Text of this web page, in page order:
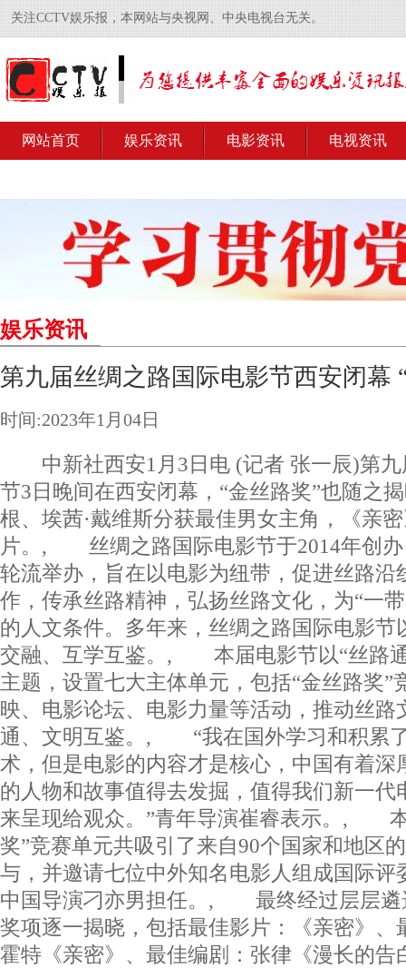
关注CCTV娱乐报，本网站与央视网、中央电视台无关。
网站首页 娱乐资讯 电影资讯 电视资讯
娱乐资讯
第九届丝绸之路国际电影节西安闭幕
时间:2023年1月04日
中新社西安1月3日电 (记者 张一辰)第九
节3日晚间在西安闭幕，“金丝路奖”也随之
根、埃茜·戴维斯分获最佳男女主角，《亲
片。, 丝绸之路国际电影节于2014年创办
轮流举办，旨在以电影为纽带，促进丝路沿
作，传承丝路精神，弘扬丝路文化，为“一
的人文条件。多年来，丝绸之路国际电影节
交融、互学互鉴。, 本届电影节以“丝路通
主题，设置七大主体单元，包括“金丝路奖”
映、电影论坛、电影力量等活动，推动丝路
通、文明互鉴。, “我在国外学习和积累
术，但是电影的内容才是核心，中国有着深
的人物和故事值得去发掘，值得我们新一代
来呈现给观众。”青年导演崔睿表示。,
奖”竞赛单元共吸引了来自90个国家和地区
与，并邀请七位中外知名电影人组成国际评
中国导演刁亦男担任。, 最终经过层层遴
奖项逐一揭晓，包括最佳影片：《亲密》、
霍特《亲密》、最佳编剧：张律《漫长的告